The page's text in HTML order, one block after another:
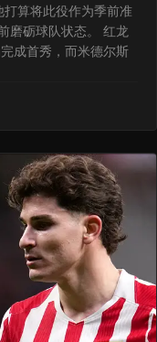
打算将此役作为季前准
磨砺球队状态。 红龙
成首秀，而米德尔斯